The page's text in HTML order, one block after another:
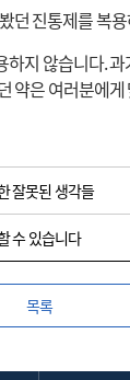
던 진통제를 복
하지 않습니다.
약은 여러분에게
잘못된 생각들
수 있습니다
목록